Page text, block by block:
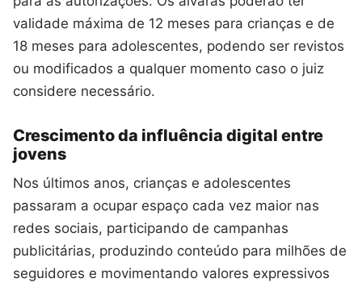
validade máxima de 12 meses para crianças e de
18 meses para adolescentes, podendo ser revistos
ou modificados a qualquer momento caso o juiz
considere necessário.
Crescimento da influência digital entre
jovens
Nos últimos anos, crianças e adolescentes
passaram a ocupar espaço cada vez maior nas
redes sociais, participando de campanhas
publicitárias, produzindo conteúdo para milhões de
seguidores e movimentando valores expressivos